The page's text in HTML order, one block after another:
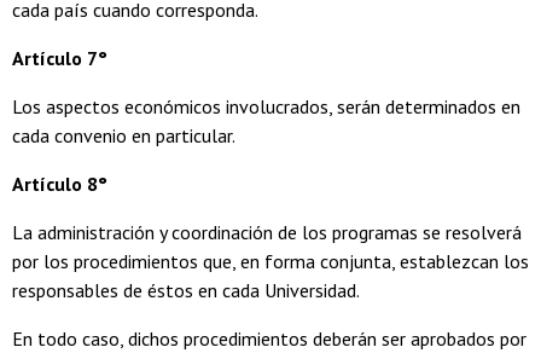
cada país cuando corresponda.
Artículo 7°
Los aspectos económicos involucrados, serán determinados en
cada convenio en particular.
Artículo 8°
La administración y coordinación de los programas se resolverá
por los procedimientos que, en forma conjunta, establezcan los
responsables de éstos en cada Universidad.
En todo caso, dichos procedimientos deberán ser aprobados por